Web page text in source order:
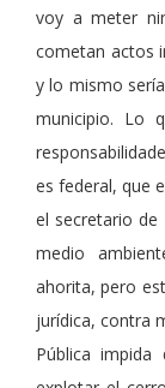
voy a meter
cometan actos
y lo mismo
municipio. Lo
es federal, que
el secretario de
medio
ahorita, pero
jurídica, contra
Pública